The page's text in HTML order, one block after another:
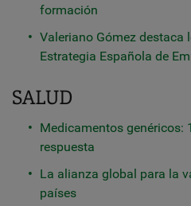
formación
Valeriano Gómez destaca
Estrategia Española de
SALUD
Medicamentos genéricos:
respuesta
La alianza global para la
países